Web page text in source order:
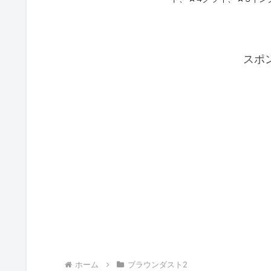
スポ
ホーム ブラウンダスト2